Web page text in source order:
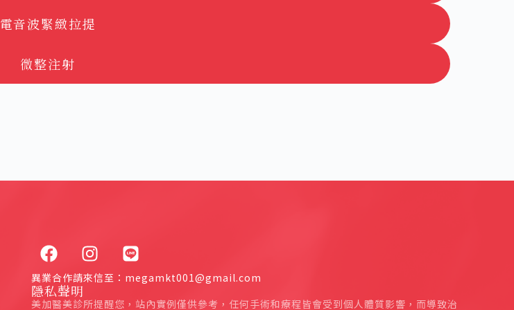
電音波緊緻拉提
微整注射
異業合作請來信至：megamkt001@gmail.com
隱私聲明
美加醫美診所提醒您，站內實例僅供參考，任何手術和療程皆會受到個人體質影響，而導致治